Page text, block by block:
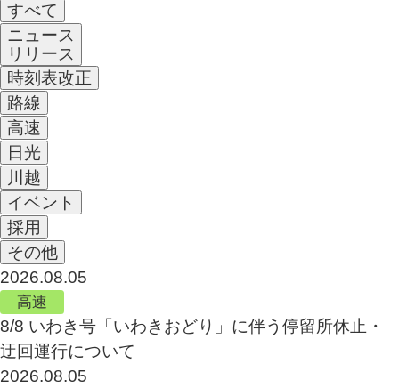
すべて
ニュース
リリース
時刻表改正
路線
高速
日光
川越
イベント
採用
その他
2026.08.05
高速
8/8 いわき号「いわきおどり」に伴う停留所休止・
迂回運行について
2026.08.05